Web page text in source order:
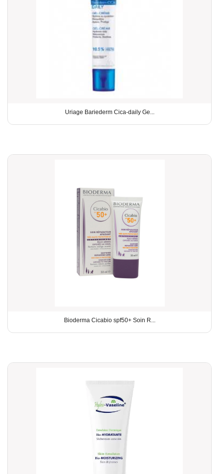
Uriage Bariederm Cica-daily Ge...
Bioderma Cicabio spf50+ Soin R...